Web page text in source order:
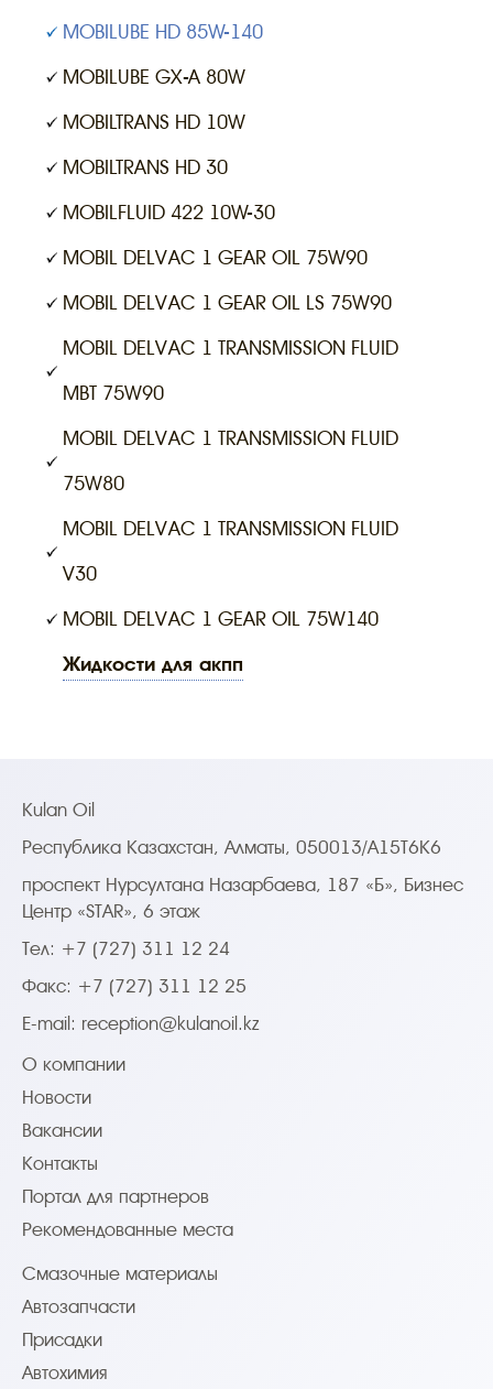
MOBILUBE HD 85W-140
MOBILUBE GX-A 80W
MOBILTRANS HD 10W
MOBILTRANS HD 30
MOBILFLUID 422 10W-30
MOBIL DELVAC 1 GEAR OIL 75W90
MOBIL DELVAC 1 GEAR OIL LS 75W90
MOBIL DELVAC 1 TRANSMISSION FLUID
MBT 75W90
MOBIL DELVAC 1 TRANSMISSION FLUID
75W80
MOBIL DELVAC 1 TRANSMISSION FLUID
V30
MOBIL DELVAC 1 GEAR OIL 75W140
жидкости для акпп
Kulan Oil
Республика Казахстан, Алматы, 050013/A15T6K6
проспект Нурсултана Назарбаева, 187 «Б», Бизнес
Центр «STAR», 6 этаж
Тел: +7 (727) 311 12 24
Факс: +7 (727) 311 12 25
E-mail: reception@kulanoil.kz
О компании
Новости
Вакансии
Контакты
Портал для партнеров
Рекомендованные места
Смазочные материалы
Автозапчасти
Присадки
Автохимия